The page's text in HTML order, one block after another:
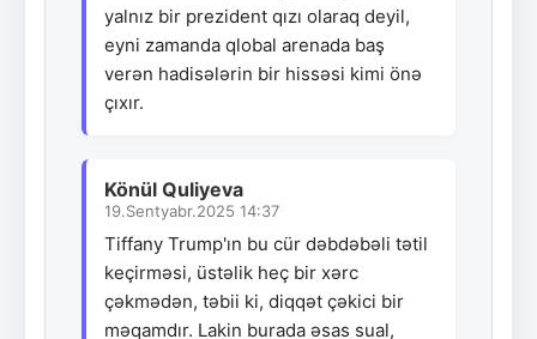
yalnız bir prezident qızı olaraq deyil,
eyni zamanda qlobal arenada baş
verən hadisələrin bir hissəsi kimi önə
çıxır.
Könül Quliyeva
19.Sentyabr.2025 14:37
Tiffany Trump'ın bu cür dəbdəbəli tətil
keçirməsi, üstəlik heç bir xərc
çəkmədən, təbii ki, diqqət çəkici bir
məqamdır. Lakin burada əsas sual,